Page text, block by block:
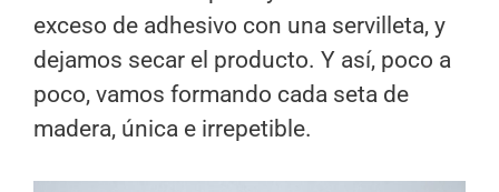
exceso de adhesivo con una servilleta, y
dejamos secar el producto. Y así, poco a
poco, vamos formando cada seta de
madera, única e irrepetible.